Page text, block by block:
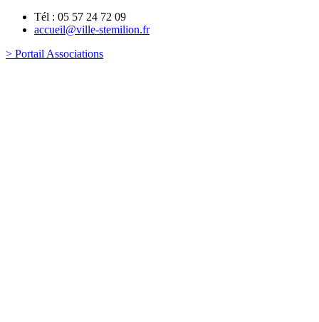
Tél : 05 57 24 72 09
accueil@ville-stemilion.fr
> Portail Associations